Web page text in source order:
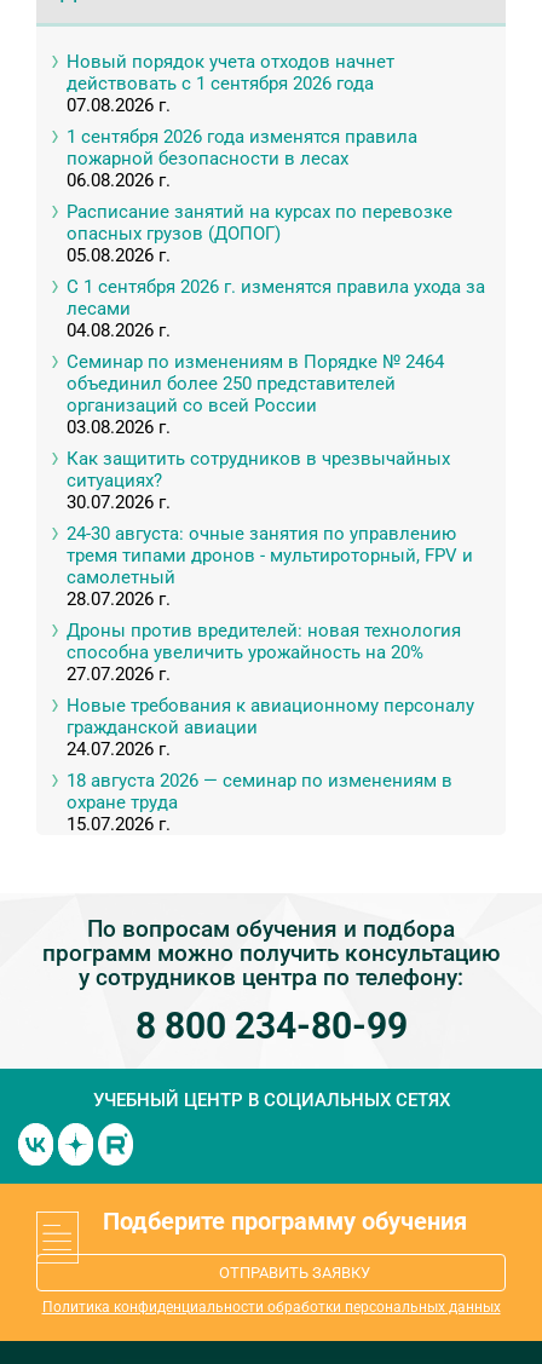
Новый порядок учета отходов начнет
действовать с 1 сентября 2026 года
07.08.2026 г.
1 сентября 2026 года изменятся правила
пожарной безопасности в лесах
06.08.2026 г.
Расписание занятий на курсах по перевозке
опасных грузов (ДОПОГ)
05.08.2026 г.
С 1 сентября 2026 г. изменятся правила ухода за
лесами
04.08.2026 г.
Семинар по изменениям в Порядке № 2464
объединил более 250 представителей
организаций со всей России
03.08.2026 г.
Как защитить сотрудников в чрезвычайных
ситуациях?
30.07.2026 г.
24-30 августа: очные занятия по управлению
тремя типами дронов - мультироторный, FPV и
самолетный
28.07.2026 г.
Дроны против вредителей: новая технология
способна увеличить урожайность на 20%
27.07.2026 г.
Новые требования к авиационному персоналу
гражданской авиации
24.07.2026 г.
18 августа 2026 — семинар по изменениям в
охране труда
15.07.2026 г.
По вопросам обучения и подбора
программ можно получить консультацию
у сотрудников центра по телефону:
8 800 234-80-99
УЧЕБНЫЙ ЦЕНТР В СОЦИАЛЬНЫХ СЕТЯХ
Подберите программу обучения
ОТПРАВИТЬ ЗАЯВКУ
Политика конфиденциальности обработки персональных данных